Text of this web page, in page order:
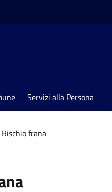
Servizi alla Persona
Rischio frana